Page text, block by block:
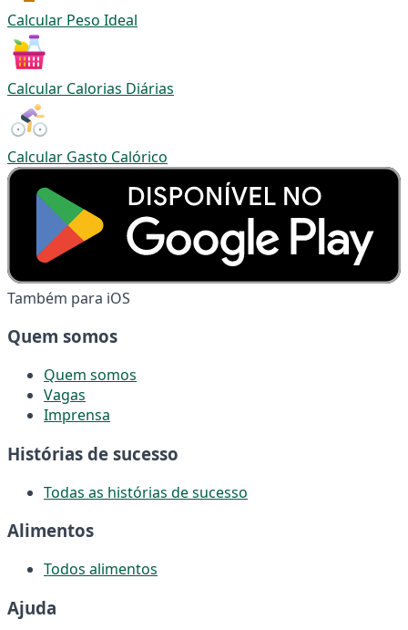
Calcular Peso Ideal
Calcular Calorias Diárias
Calcular Gasto Calórico
Também para iOS
Quem somos
Quem somos
Vagas
Imprensa
Histórias de sucesso
Todas as histórias de sucesso
Alimentos
Todos alimentos
Ajuda